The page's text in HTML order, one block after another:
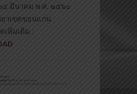
๔ มีนาคม พ.ศ. ๒๕๖๐
าเขตขอนแก่น
เพิ่มเติม :